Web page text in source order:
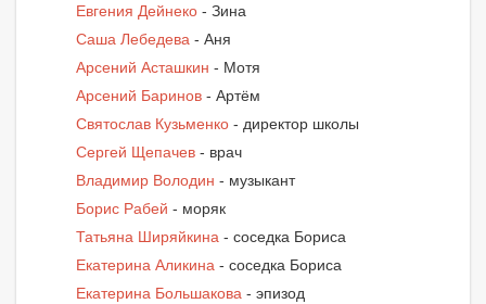
Евгения Дейнеко - Зина
Саша Лебедева - Аня
Арсений Асташкин - Мотя
Арсений Баринов - Артём
Святослав Кузьменко - директор школы
Сергей Щепачев - врач
Владимир Володин - музыкант
Борис Рабей - моряк
Татьяна Ширяйкина - соседка Бориса
Екатерина Аликина - соседка Бориса
Екатерина Большакова - эпизод